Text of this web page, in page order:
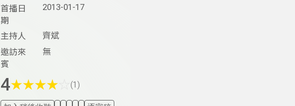
首播日
期
2013-01-17
主持人
齊斌
邀訪來
賓
無
4★★★★ (1)